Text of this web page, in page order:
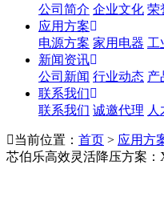
公司简介 企业文化 荣
应用方案
电源方案 家用电器 工
新闻资讯
公司新闻 行业动态 产
联系我们
联系我们 诚邀代理
当前位置： 首页 > 应用方
芯伯乐高效灵活降压方案